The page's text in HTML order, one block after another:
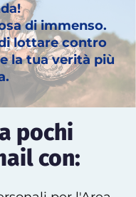
di immenso.
lottare contro
la tua verità più
pochi
con: